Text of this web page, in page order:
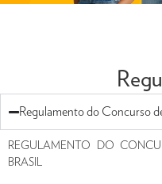
Regulamento do Concurso
REGULAMENTO DO
BRASIL